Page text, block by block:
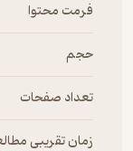
اگر بازنگری
داریم که
فرمت محتوا
حجم
تعداد صفحات
زمان تقریبی